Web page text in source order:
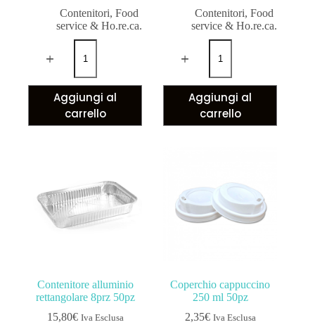
Contenitori,Food
service & Ho.re.ca.
Aggiungi al
carrello
Contenitori,Food
service & Ho.re.ca.
Aggiungi al
carrello
Contenitore alluminio
rettangolare 8prz 50pz
15,80€ Iva Esclusa
Coperchio cappuccino
250 ml 50pz
2,35€ Iva Esclusa